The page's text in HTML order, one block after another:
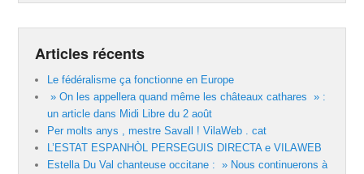
Articles récents
Le fédéralisme ça fonctionne en Europe
» On les appellera quand même les châteaux cathares » :
un article dans Midi Libre du 2 août
Per molts anys , mestre Savall ! VilaWeb . cat
L’ESTAT ESPANHÒL PERSEGUIS DIRECTA e VILAWEB
Estella Du Val chanteuse occitane : » Nous continuerons à